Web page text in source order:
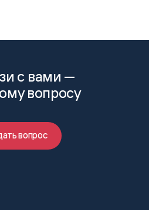
с вами —
вопросу
вопрос